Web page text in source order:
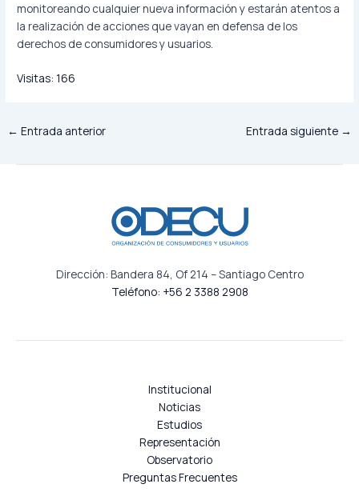
monitoreando cualquier nueva información y estarán atentos a
la realización de acciones que vayan en defensa de los
derechos de consumidores y usuarios.
Visitas: 166
← Entrada anterior Entrada siguiente →
Dirección: Bandera 84, Of 214 – Santiago Centro
Teléfono: +56 2 3388 2908
Institucional
Noticias
Estudios
Representación
Observatorio
Preguntas Frecuentes